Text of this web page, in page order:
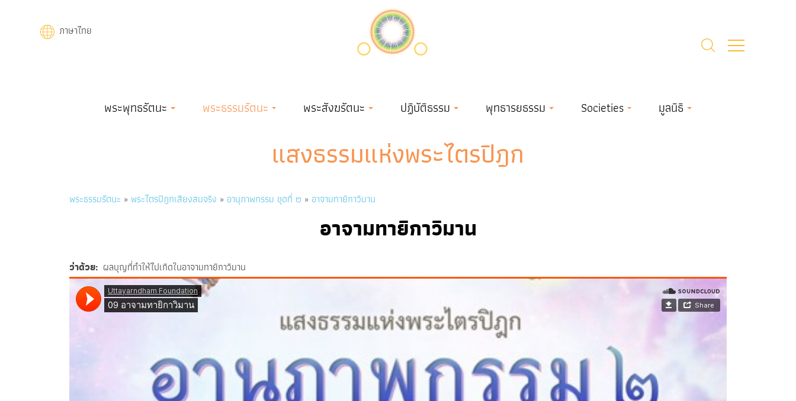
ภาษาไทย
navigationพระพุทธรัตนะ พระธรรมรัตนะ พระสังฆรัตนะ ปฏิบัติธรรม พุทธารยธรรม Societies มูลนิธิ
แสงธรรมแห่งพระไตรปิฎก
Breadcrumb
พระธรรมรัตนะ พระไตรปิฎกเสียงสมจริง อานุภาพกรรม ชุดที่ ๒ อาจามทายิกาวิมาน
อาจามทายิกาวิมาน
ว่าด้วย ผลบุญที่ทำให้ไปเกิดในอาจามทายิกาวิมาน